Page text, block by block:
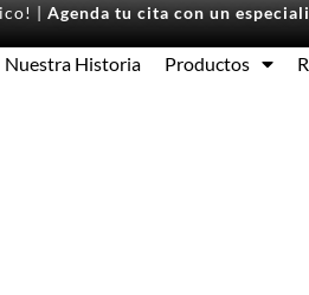
| Agenda tu cita con un
Nuestra Historia Productos